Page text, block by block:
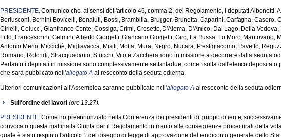
PRESIDENTE. Comunico che, ai sensi dell'articolo 46, comma 2, del Regolamento, i deputati Albonetti,
Berlusconi, Bernini Bovicelli, Bonaiuti, Bossi, Brambilla, Brugger, Brunetta, Caparini, Carfagna, Casero,
Cirielli, Colucci, Gianfranco Conte, Cossiga, Crimi, Crosetto, D'Alema, D'Amico, Dal Lago, Della Vedova,
Fitto, Franceschini, Gelmini, Alberto Giorgetti, Giancarlo Giorgetti, Giro, La Russa, Lo Moro, Mantovano,
Antonio Merlo, Miccichè, Migliavacca, Misiti, Moffa, Mura, Negro, Nucara, Prestigiacomo, Ravetto,
Romano, Rotondi, Stracquadanio, Stucchi, Vito e Zacchera sono in missione a decorrere dalla seduta
Pertanto i deputati in missione sono complessivamente settantadue, come risulta dall'elenco depositato
che sarà pubblicato nell'allegato A al resoconto della seduta odierna.
Ulteriori comunicazioni all'Assemblea saranno pubblicate nell'allegato A al resoconto della seduta
Sull'ordine dei lavori (ore 13,27).
PRESIDENTE. Come ho preannunziato nella Conferenza dei presidenti di gruppo di ieri e,
convocato questa mattina la Giunta per il Regolamento in merito alle conseguenze procedurali della
quale è stato respinto l'articolo 1 del disegno di legge di approvazione del rendiconto generale dello